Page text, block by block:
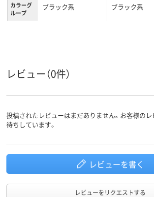
カラーグ
ループ
ブラック系 ブラック系
レビュー（0件）
投稿されたレビューはまだありません。お客様の
待ちしています。
レビューを書く
レビューをリクエストする